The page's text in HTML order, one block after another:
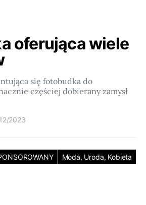
oferująca wiele
się fotobudka do
częściej dobierany zamysł
2023
Moda, Uroda, Kobieta